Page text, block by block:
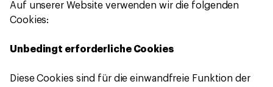
Auf unserer Website verwenden wir die folgenden
Cookies:
Unbedingt erforderliche Cookies
Diese Cookies sind für die einwandfreie Funktion der